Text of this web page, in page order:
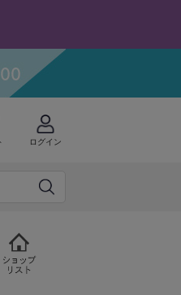
ログイン